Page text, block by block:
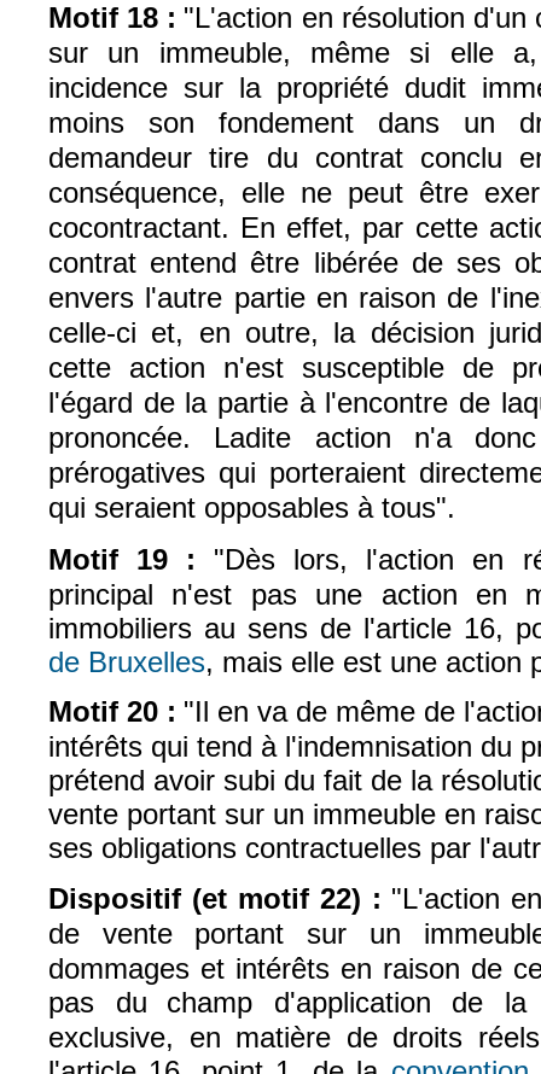
Motif 18 : "L'action en résolution d'un
sur un immeuble, même si elle
incidence sur la propriété dudit
moins son fondement dans un
demandeur tire du contrat conclu
conséquence, elle ne peut être
cocontractant. En effet, par cette
contrat entend être libérée de ses
envers l'autre partie en raison de
celle-ci et, en outre, la décision
cette action n'est susceptible de
l'égard de la partie à l'encontre de
prononcée. Ladite action n'a
prérogatives qui porteraient
qui seraient opposables à tous".
Motif 19 :
"Dès lors, l'action en
principal n'est pas une action en
immobiliers au sens de l'article 16,
de Bruxelles (le lien est externe)
, mais elle est une action
Motif 20 : "Il en va de même de
intérêts qui tend à l'indemnisation du
prétend avoir subi du fait de la
vente portant sur un immeuble en
ses obligations contractuelles par
Dispositif (et motif 22) : "L'action
de vente portant sur un
dommages et intérêts en raison de
pas du
champ d'application de
exclusive, en matière de droits